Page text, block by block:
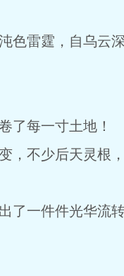
色雷霆，自乌云
了每一寸土地！
，不少后天灵根
了一件件光华流